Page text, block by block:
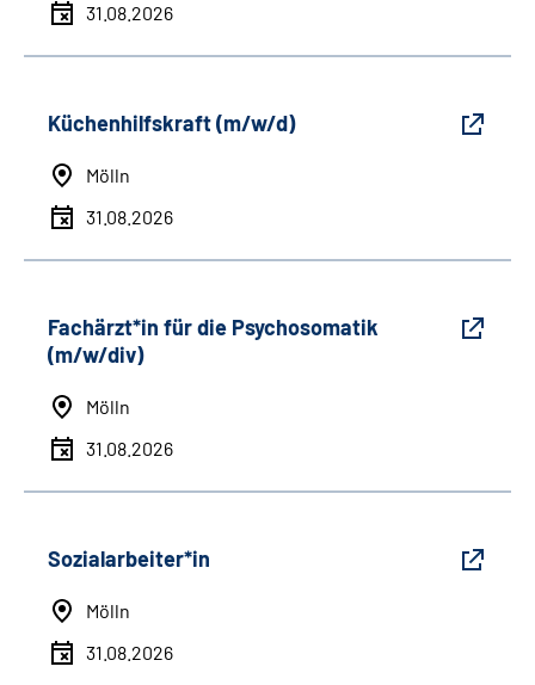
31.08.2026
Küchenhilfskraft (m/w/d)
Mölln
31.08.2026
Fachärzt*in für die Psychosomatik
(m/w/div)
Mölln
31.08.2026
Sozialarbeiter*in
Mölln
31.08.2026